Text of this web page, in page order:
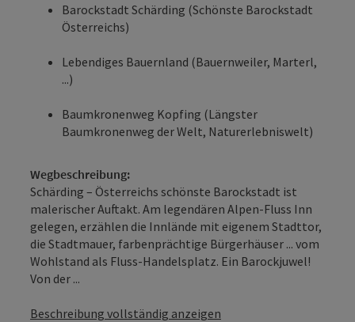
Barockstadt Schärding (Schönste ­Barockstadt
Österreichs)
Lebendiges Bauernland (Bauernweiler, Marterl,
...)
Baumkronenweg Kopfing (Längster
Baumkronenweg der Welt, Naturerlebniswelt)
Wegbeschreibung:
Schärding – Österreichs schönste Barockstadt ist
malerischer Auftakt. Am legendären Alpen-Fluss Inn
gelegen, erzählen die Innlände mit eigenem Stadttor,
die Stadtmauer, farbenprächtige Bürgerhäuser ... vom
Wohlstand als Fluss-Handelsplatz. Ein Barockjuwel!
Von der ...
Beschreibung vollständig anzeigen